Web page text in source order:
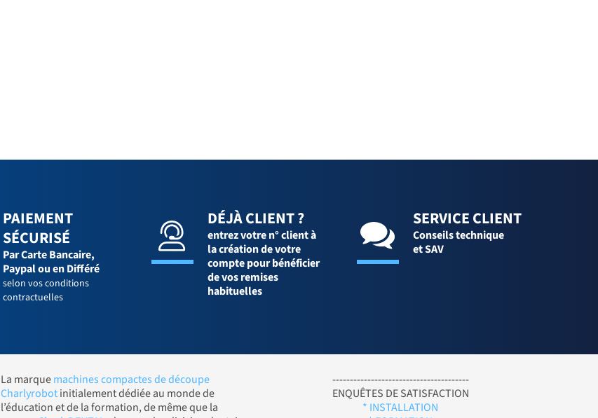
PAIEMENT
SÉCURISÉ
Par Carte Bancaire,
Paypal ou en Différé
selon vos conditions
contractuelles
DÉJÀ CLIENT ?
entrez votre n° client à
la création de votre
compte pour bénéficier
de vos remises
habituelles
SERVICE CLIENT
Conseils technique
et SAV
La marquemachines compactes de découpe
Charlyrobotinitialement dédiée au monde de
l’éducation et de la formation, de même que la
---------------------------------------
ENQUÊTES DE SATISFACTION
* INSTALLATION